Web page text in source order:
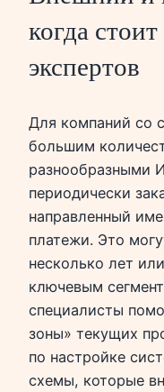
когда
экспертов
Для компаний со
большим
разнообразными
периодически
направленный
платежи. Это
несколько лет
ключевым
специалисты
зоны» текущих
по настройке
схемы, которые